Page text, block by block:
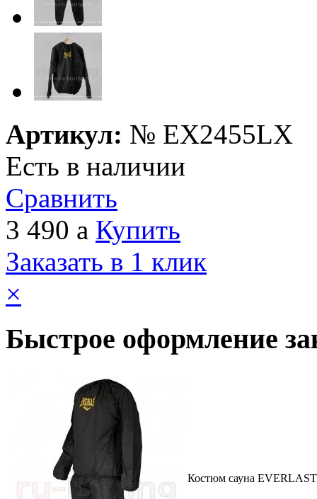
Артикул: № EX2455LX
Есть в наличии
Сравнить
3 490 a Купить
Заказать в 1 клик
×
Быстрое оформление
Костюм сауна